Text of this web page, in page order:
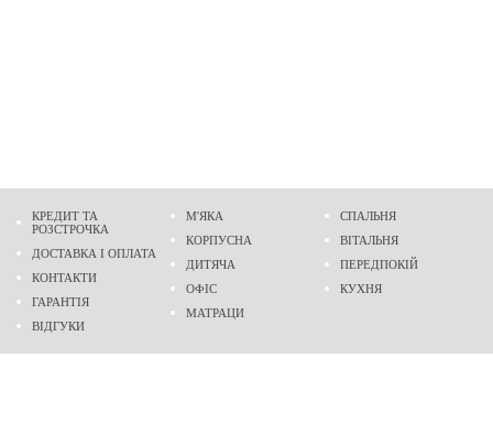
КРЕДИТ ТА
РОЗСТРОЧКА
ДОСТАВКА І ОПЛАТА
КОНТАКТИ
ГАРАНТІЯ
ВІДГУКИ
М'ЯКА
КОРПУСНА
ДИТЯЧА
ОФІС
МАТРАЦИ
СПАЛЬНЯ
ВІТАЛЬНЯ
ПЕРЕДПОКІЙ
КУХНЯ